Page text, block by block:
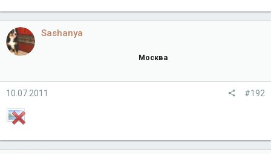
Sashanya
Москва
10.07.2011 #192